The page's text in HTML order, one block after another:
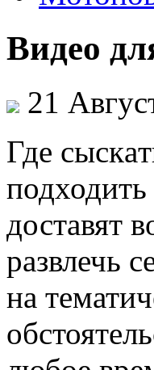
Видео
21
Гдe
доставят
развлечь
на